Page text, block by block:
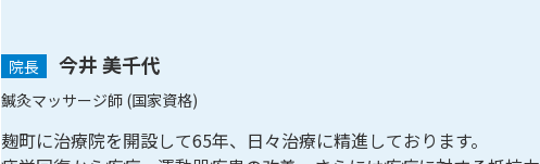
院長 今井 美千代
鍼灸マッサージ師 (国家資格)
麹町に治療院を開設して65年、日々治療に精進しております。